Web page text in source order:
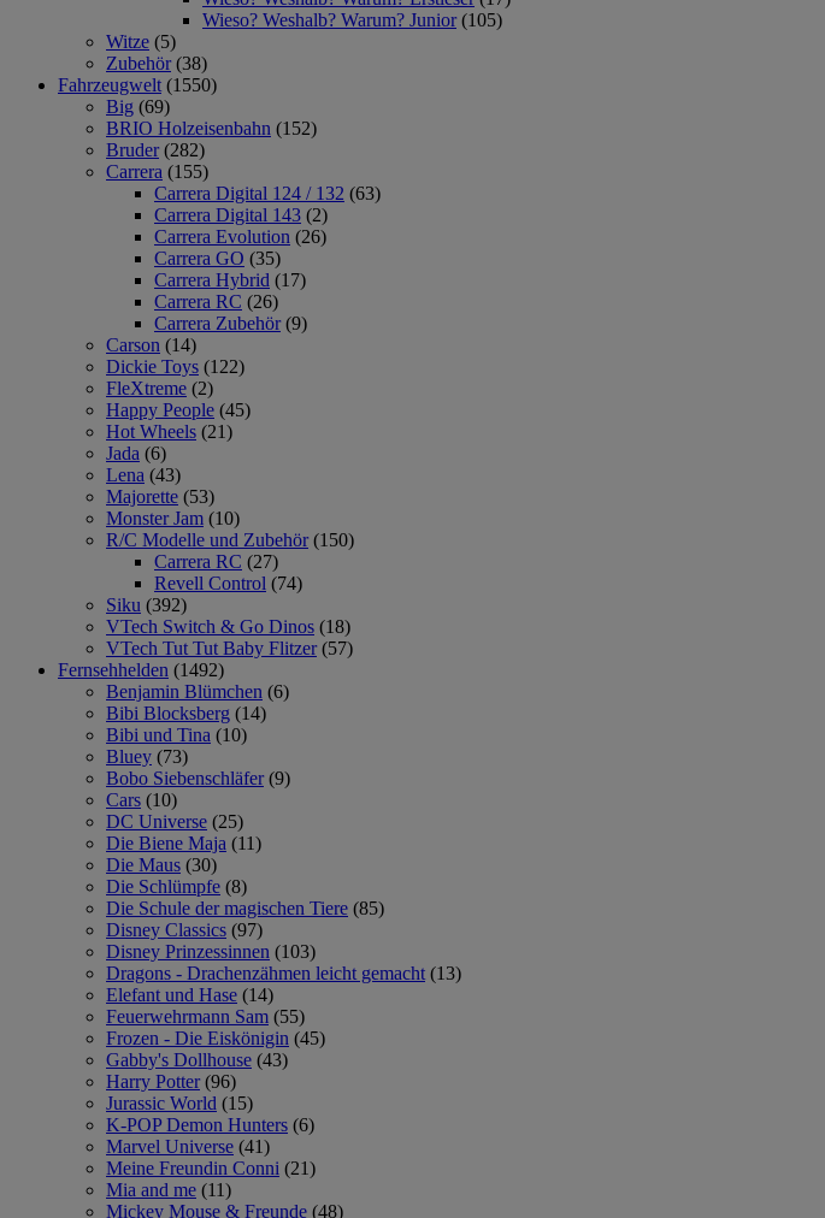
Wieso? Weshalb? Warum? Junior (105)
Witze (5)
Zubehör (38)
Fahrzeugwelt (1550)
Big (69)
BRIO Holzeisenbahn (152)
Bruder (282)
Carrera (155)
Carrera Digital 124 / 132 (63)
Carrera Digital 143 (2)
Carrera Evolution (26)
Carrera GO (35)
Carrera Hybrid (17)
Carrera RC (26)
Carrera Zubehör (9)
Carson (14)
Dickie Toys (122)
FleXtreme (2)
Happy People (45)
Hot Wheels (21)
Jada (6)
Lena (43)
Majorette (53)
Monster Jam (10)
R/C Modelle und Zubehör (150)
Carrera RC (27)
Revell Control (74)
Siku (392)
VTech Switch & Go Dinos (18)
VTech Tut Tut Baby Flitzer (57)
Fernsehhelden (1492)
Benjamin Blümchen (6)
Bibi Blocksberg (14)
Bibi und Tina (10)
Bluey (73)
Bobo Siebenschläfer (9)
Cars (10)
DC Universe (25)
Die Biene Maja (11)
Die Maus (30)
Die Schlümpfe (8)
Die Schule der magischen Tiere (85)
Disney Classics (97)
Disney Prinzessinnen (103)
Dragons - Drachenzähmen leicht gemacht (13)
Elefant und Hase (14)
Feuerwehrmann Sam (55)
Frozen - Die Eiskönigin (45)
Gabby's Dollhouse (43)
Harry Potter (96)
Jurassic World (15)
K-POP Demon Hunters (6)
Marvel Universe (41)
Meine Freundin Conni (21)
Mia and me (11)
Mickey Mouse & Freunde (48)